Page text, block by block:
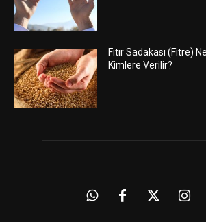
Fıtır Sadakası (Fitre)
Kimlere Verilir?